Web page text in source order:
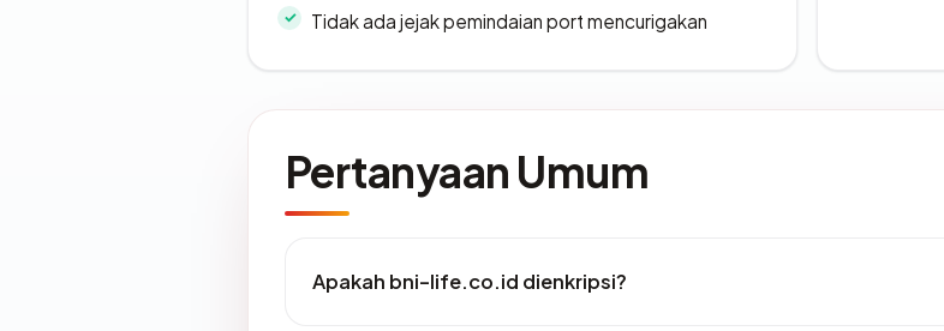
Tidak ada jejak pemindaian port mencurigakan
Pertanyaan Umum
Apakah bni-life.co.id dienkripsi?